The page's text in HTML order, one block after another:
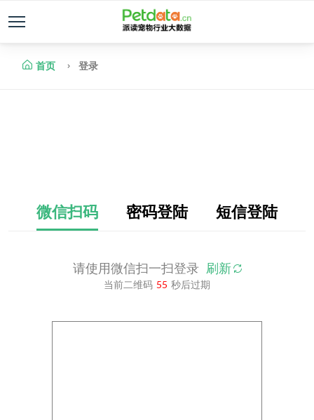
首页 登录
微信扫码 密码登陆 短信登陆
请使用微信扫一扫登录 刷新
当前二维码 55 秒后过期